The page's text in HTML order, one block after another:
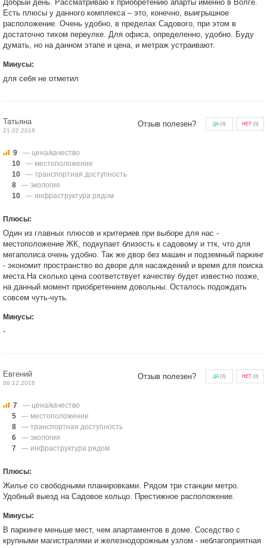
Добрый день. Рассматриваю к приобретению апарты именно в Волге.
Есть плюсы у данного комплекса – это, конечно, выигрышное
расположение. Очень удобно, в пределах Садового, при этом в
достаточно тихом переулке. Для офиса, определенно, удобно. Буду
думать, но на данном этапе и цена, и метраж устраивают.
Минусы:
для себя не отметил
Татьяна
21.02.2018
Отзыв полезен? ДА(0) НЕТ (0)
9
— цена/качество
10
— местоположение
10
— транспортная доступность
8
— экология
10
— инфраструктура рядом
Плюсы:
Один из главных плюсов и критериев при выборе для нас -
местоположение ЖК, подкупает близость к садовому и ттк, что для
мегаполиса очень удобно. Так же двор без машин и подземный паркинг
- экономит пространство во дворе для насаждений и время для поиска
места.На сколько цена соответствует качеству будет известно позже,
на данный момент приобретением довольны. Осталось подождать
совсем чуть-чуть.
Минусы:
-
Евгений
08.12.2016
Отзыв полезен? ДА(0) НЕТ (0)
7
— цена/качество
5
— местоположение
8
— транспортная доступность
6
— экология
7
— инфраструктура рядом
Плюсы:
Жилье со свободными планировками. Рядом три станции метро.
Удобный выезд на Садовое кольцо. Престижное расположение.
Минусы:
В паркинге меньше мест, чем апартаментов в доме. Соседство с
крупными магистралями и железнодорожным узлом - неблагоприятная